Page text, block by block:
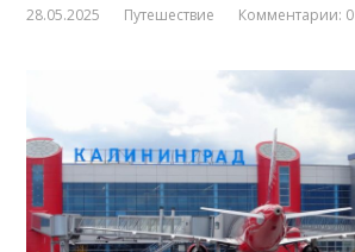
28.05.2025 Путешествие Комментарии: 0